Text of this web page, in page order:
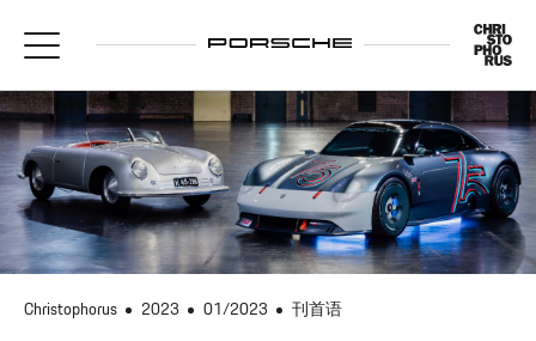
Christophorus 2023 01/2023 刊首语